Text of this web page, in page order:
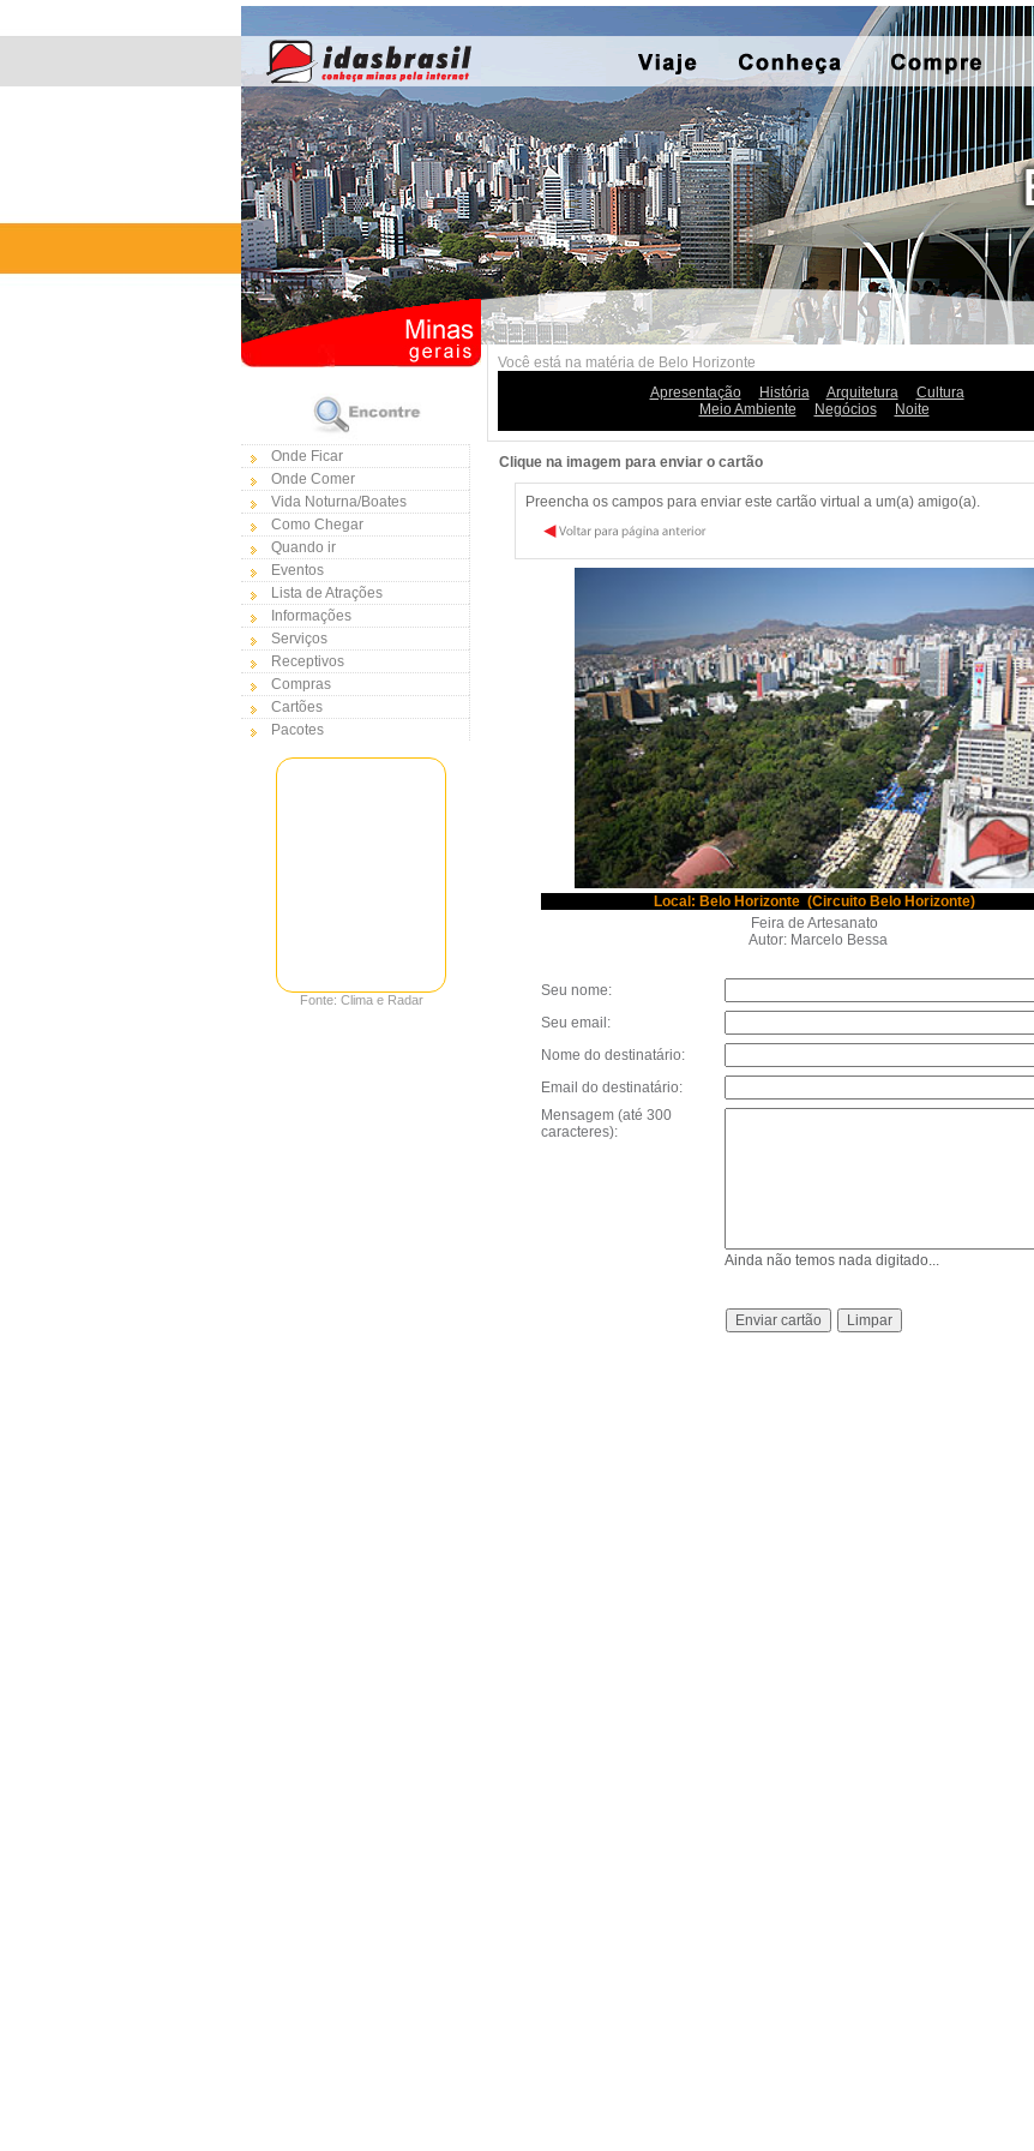
Onde Ficar
Onde Comer
Vida Noturna/Boates
Como Chegar
Quando ir
Eventos
Lista de Atrações
Informações
Serviços
Receptivos
Compras
Cartões
Pacotes
Fonte: Clima e Radar
Você está na matéria de Belo Horizonte
Apresentação
História Arquitetura
Cultura
Meio Ambiente
Negócios Noite
Clique na imagem para enviar o cartão
Preencha os campos para enviar este cartão virtual a um(a) amigo(a).
Local: Belo Horizonte (Circuito Belo Horizonte)
Feira de Artesanato
Autor: Marcelo Bessa
Seu nome:
Seu email:
Nome do destinatário:
Email do destinatário:
Mensagem (até 300
caracteres):
Ainda não temos nada digitado...